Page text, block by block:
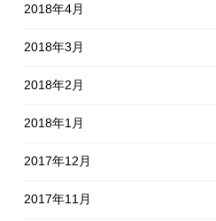
2018年4月
2018年3月
2018年2月
2018年1月
2017年12月
2017年11月